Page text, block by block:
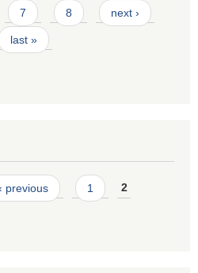
7 8 next ›
last »
previous 1 2